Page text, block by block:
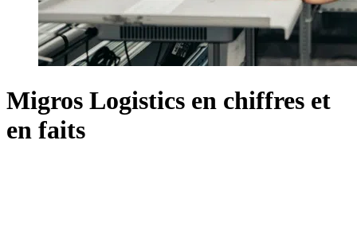
Migros Logistics en chiffres et
en faits